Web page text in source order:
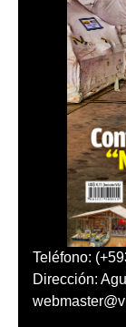
Teléfono:
Dirección: